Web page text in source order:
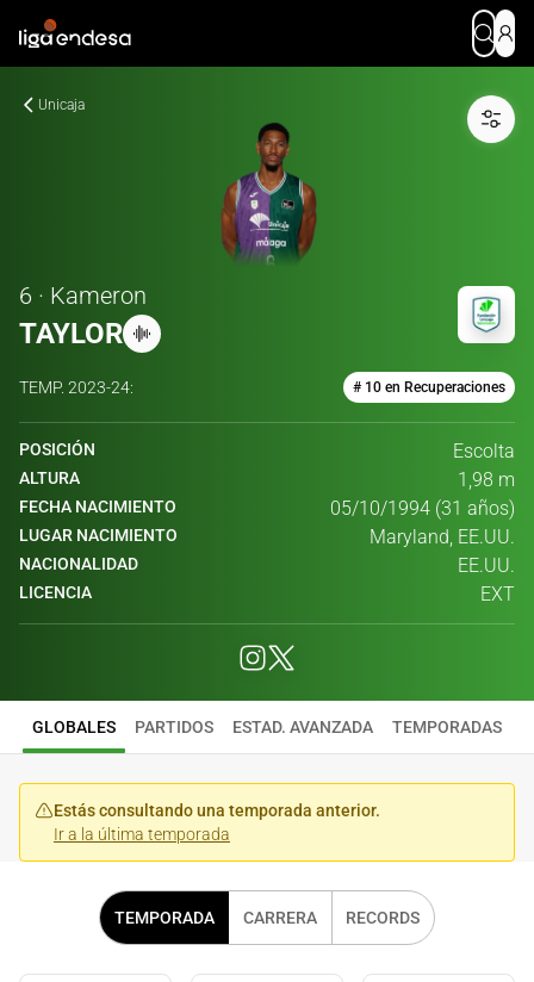
Unicaja
6 · Kameron
TAYLOR
TEMP. 2023-24: # 10 en Recuperaciones
POSICIÓN Escolta
ALTURA 1,98 m
FECHA NACIMIENTO 05/10/1994 (31 años)
LUGAR NACIMIENTO Maryland, EE.UU.
NACIONALIDAD EE.UU.
LICENCIA EXT
GLOBALES PARTIDOS ESTAD. AVANZADA TEMPORADAS
Estás consultando una temporada anterior.
Ir a la última temporada
TEMPORADA CARRERA RECORDS